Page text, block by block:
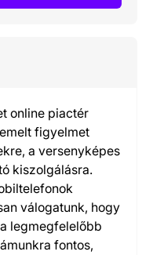
online piactér
figyelmet
a versenyképes
kiszolgálásra.
válogatunk, hogy
legmegfelelőbb
fontos,